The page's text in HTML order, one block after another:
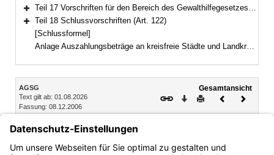
Bereich erweitern
Teil 17 Vorschriften für den Bereich des Gewalthilfegesetzes (Art. 119–121)
Bereich erweitern
Teil 18 Schlussvorschriften (Art. 122)
[Schlussformel]
Anlage Auszahlungsbeträge an kreisfreie Städte und Landkreise
Inhalt
AGSG
Text gilt ab: 01.08.2026
Fassung: 08.12.2006
Gesamtansicht
Download
DruckenVorheriges
Teil 16 Einmalige Integrations-, Asyl- und
Digitalisierungspauschale für Kommunen